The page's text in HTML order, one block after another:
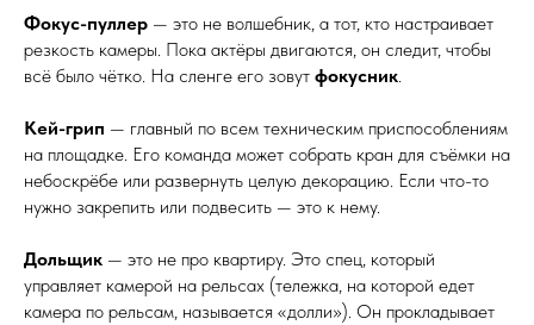
Фокус-пуллер — это не волшебник, а тот, кто настраивает
резкость камеры. Пока актёры двигаются, он следит, чтобы
всё было чётко. На сленге его зовут фокусник.
Кей-грип — главный по всем техническим приспособлениям
на площадке. Его команда может собрать кран для съёмки на
небоскрёбе или развернуть целую декорацию. Если что-то
нужно закрепить или подвесить — это к нему.
Дольщик — это не про квартиру. Это спец, который
управляет камерой на рельсах (тележка, на которой едет
камера по рельсам, называется «долли»). Он прокладывает